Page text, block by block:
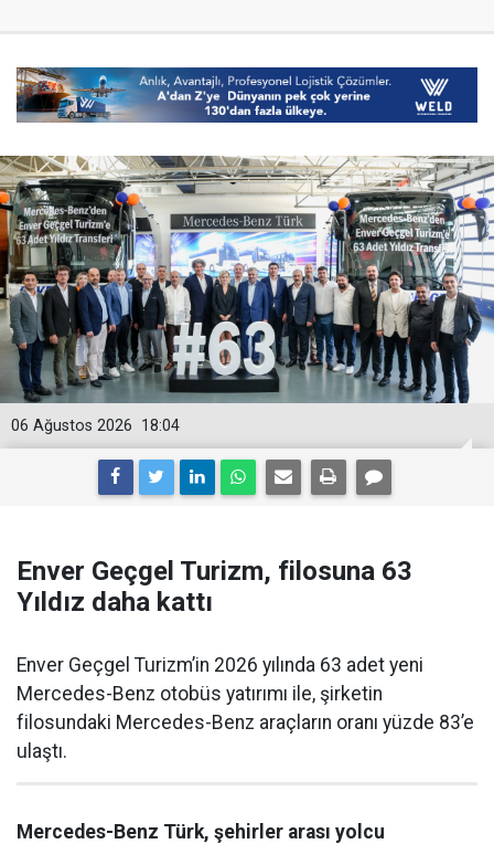
18:04
06 Ağustos 2026
Enver Geçgel Turizm, filosuna 63
Yıldız daha kattı
Enver Geçgel Turizm’in 2026 yılında 63 adet yeni
Mercedes-Benz otobüs yatırımı ile, şirketin
filosundaki Mercedes-Benz araçların oranı yüzde 83’e
ulaştı.
Mercedes-Benz Türk, şehirler arası yolcu